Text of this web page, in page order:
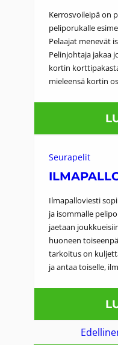
Kerrosvoileipä on
peliporukalle
Pelaajat menevät
Pelinjohtaja jakaa
kortin
mieleensä kortin
Seurapelit
Ilmapalloviesti
ja isommalle
jaetaan
huoneen
tarkoitus on
ja antaa toiselle,